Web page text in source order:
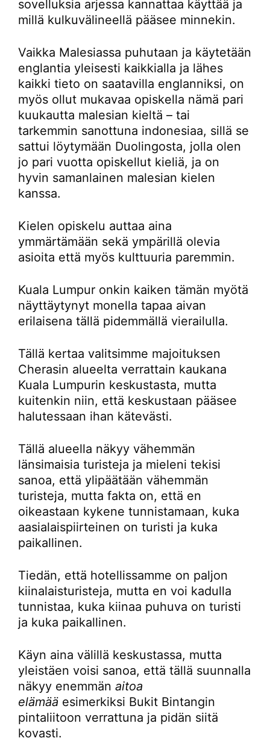
sovelluksia arjessa kannattaa käyttää ja
millä kulkuvälineellä pääsee minnekin.
Vaikka Malesiassa puhutaan ja käytetään
englantia yleisesti kaikkialla ja lähes
kaikki tieto on saatavilla englanniksi, on
myös ollut mukavaa opiskella nämä pari
kuukautta malesian kieltä – tai
tarkemmin sanottuna indonesiaa, sillä se
sattui löytymään Duolingosta, jolla olen
jo pari vuotta opiskellut kieliä, ja on
hyvin samanlainen malesian kielen
kanssa.
Kielen opiskelu auttaa aina
ymmärtämään sekä ympärillä olevia
asioita että myös kulttuuria paremmin.
Kuala Lumpur onkin kaiken tämän myötä
näyttäytynyt monella tapaa aivan
erilaisena tällä pidemmällä vierailulla.
Tällä kertaa valitsimme majoituksen
Cherasin alueelta verrattain kaukana
Kuala Lumpurin keskustasta, mutta
kuitenkin niin, että keskustaan pääsee
halutessaan ihan kätevästi.
Tällä alueella näkyy vähemmän
länsimaisia turisteja ja mieleni tekisi
sanoa, että ylipäätään vähemmän
turisteja, mutta fakta on, että en
oikeastaan kykene tunnistamaan, kuka
aasialaispiirteinen on turisti ja kuka
paikallinen.
Tiedän, että hotellissamme on paljon
kiinalaisturisteja, mutta en voi kadulla
tunnistaa, kuka kiinaa puhuva on turisti
ja kuka paikallinen.
Käyn aina välillä keskustassa, mutta
yleistäen voisi sanoa, että tällä suunnalla
näkyy enemmän aitoa
elämää esimerkiksi Bukit Bintangin
pintaliitoon verrattuna ja pidän siitä
kovasti.